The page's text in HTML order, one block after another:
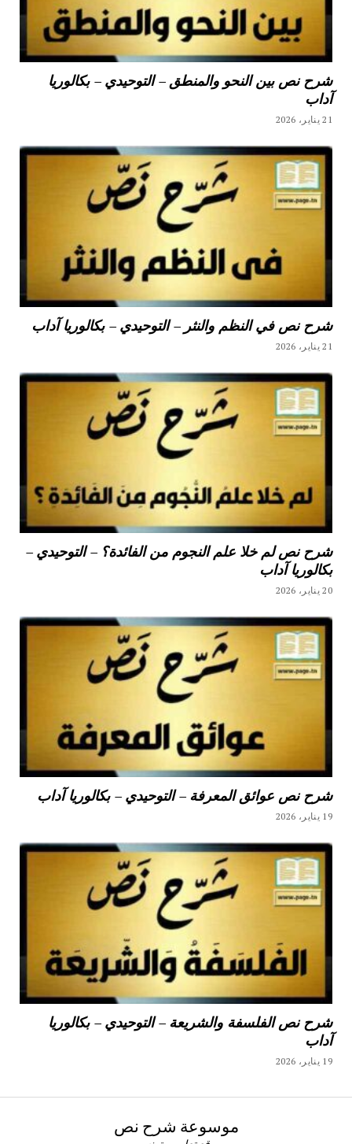
شرح نص بين النحو والمنطق – التوحيدي – بكالوريا
آداب
21 يناير، 2026
شرح نص في النظم والنثر – التوحيدي – بكالوريا آداب
21 يناير، 2026
شرح نص لم خلا علم النجوم من الفائدة؟ – التوحيدي –
بكالوريا آداب
20 يناير، 2026
شرح نص عوائق المعرفة – التوحيدي – بكالوريا آداب
19 يناير، 2026
شرح نص الفلسفة والشريعة – التوحيدي – بكالوريا
آداب
19 يناير، 2026
موسوعة شرح نص